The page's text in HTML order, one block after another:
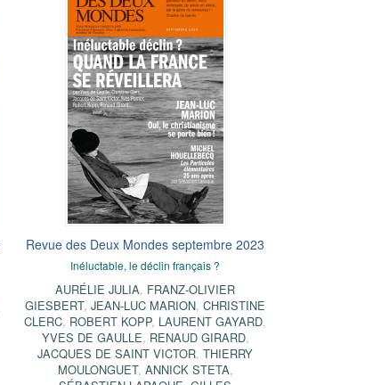
Revue des Deux Mondes septembre 2023
Inéluctable, le déclin français ?
AURÉLIE JULIA, FRANZ-OLIVIER
GIESBERT,JEAN-LUC MARION,CHRISTINE
CLERC, ROBERT KOPP, LAURENT GAYARD,
YVES DE GAULLE, RENAUD GIRARD,
JACQUES DE SAINT VICTOR,THIERRY
MOULONGUET, ANNICK STETA,